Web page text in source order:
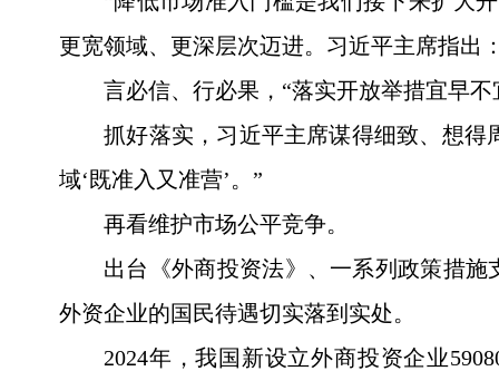
更宽领域、更深层次迈进。习近平主席指出
言必信、行必果，“落实开放举措宜早
抓好落实，习近平主席谋得细致、想得
域‘既准入又准营’。”
再看维护市场公平竞争。
出台《外商投资法》、一系列政策措
外资企业的国民待遇切实落到实处。
2024年，我国新设立外商投资企业